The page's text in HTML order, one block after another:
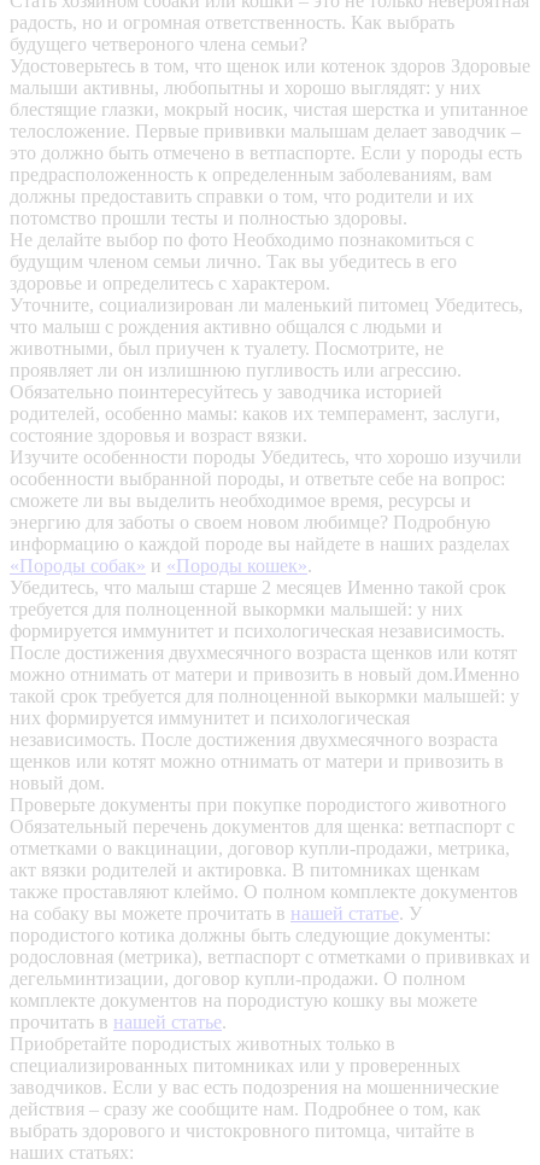
радость, но и огромная ответственность. Как выбрать
будущего четвероного члена семьи?
Удостоверьтесь в том, что щенок или котенок здоров Здоровые
малыши активны, любопытны и хорошо выглядят: у них
блестящие глазки, мокрый носик, чистая шерстка и упитанное
телосложение. Первые прививки малышам делает заводчик –
это должно быть отмечено в ветпаспорте. Если у породы есть
предрасположенность к определенным заболеваниям, вам
должны предоставить справки о том, что родители и их
потомство прошли тесты и полностью здоровы.
Не делайте выбор по фото Необходимо познакомиться с
будущим членом семьи лично. Так вы убедитесь в его
здоровье и определитесь с характером.
Уточните, социализирован ли маленький питомец Убедитесь,
что малыш с рождения активно общался с людьми и
животными, был приучен к туалету. Посмотрите, не
проявляет ли он излишнюю пугливость или агрессию.
Обязательно поинтересуйтесь у заводчика историей
родителей, особенно мамы: каков их темперамент, заслуги,
состояние здоровья и возраст вязки.
Изучите особенности породы Убедитесь, что хорошо изучили
особенности выбранной породы, и ответьте себе на вопрос:
сможете ли вы выделить необходимое время, ресурсы и
энергию для заботы о своем новом любимце? Подробную
информацию о каждой породе вы найдете в наших разделах
«Породы собак» и «Породы кошек».
Убедитесь, что малыш старше 2 месяцев Именно такой срок
требуется для полноценной выкормки малышей: у них
формируется иммунитет и психологическая независимость.
После достижения двухмесячного возраста щенков или котят
можно отнимать от матери и привозить в новый дом.Именно
такой срок требуется для полноценной выкормки малышей: у
них формируется иммунитет и психологическая
независимость. После достижения двухмесячного возраста
щенков или котят можно отнимать от матери и привозить в
новый дом.
Проверьте документы при покупке породистого животного
Обязательный перечень документов для щенка: ветпаспорт с
отметками о вакцинации, договор купли-продажи, метрика,
акт вязки родителей и актировка. В питомниках щенкам
также проставляют клеймо. О полном комплекте документов
на собаку вы можете прочитать в нашей статье. У
породистого котика должны быть следующие документы:
родословная (метрика), ветпаспорт с отметками о прививках и
дегельминтизации, договор купли-продажи. О полном
комплекте документов на породистую кошку вы можете
прочитать в нашей статье.
Приобретайте породистых животных только в
специализированных питомниках или у проверенных
заводчиков. Если у вас есть подозрения на мошеннические
действия – сразу же сообщите нам. Подробнее о том, как
выбрать здорового и чистокровного питомца, читайте в
наших статьях: